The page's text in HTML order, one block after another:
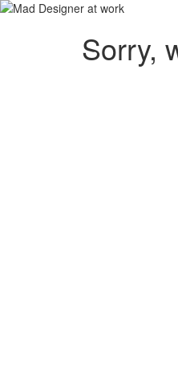
Sorry,